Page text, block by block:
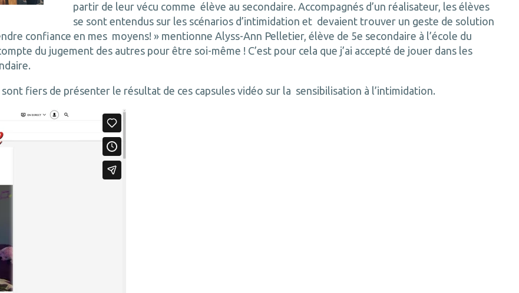
partir de leur vécu comme élève au secondaire. Accompagnés d’un réalisateur, les élèves
se sont entendus sur les scénarios d’intimidation et devaient trouver un geste de solution
confiance en mes moyens! » mentionne Alyss-Ann Pelletier, élève de 5e secondaire à l’école du
du jugement des autres pour être soi-même ! C’est pour cela que j’ai accepté de jouer dans les
fiers de présenter le résultat de ces capsules vidéo sur la sensibilisation à l’intimidation.